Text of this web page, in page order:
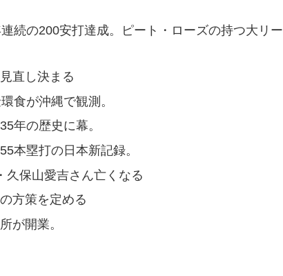
続の200安打達成。ピート・ローズの持つ大リー
直し決まる
食が沖縄で観測。
年の歴史に幕。
本塁打の日本新記録。
久保山愛吉さん亡くなる
方策を定める
が開業。